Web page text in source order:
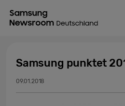
Samsung punktet
09.01.2018